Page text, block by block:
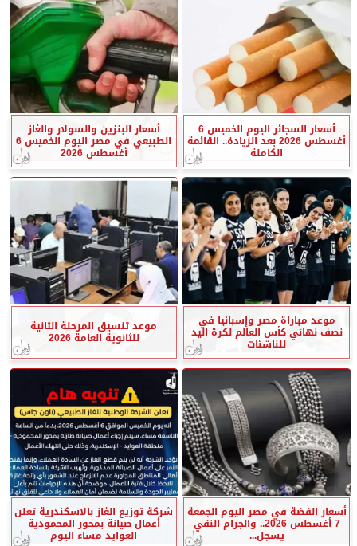
أسعار السجائر اليوم الخميس 6
أغسطس 2026 بعد الزيادة.. القائمة
الكاملة
أسعار البنزين والسولار والغاز
الطبيعي في مصر اليوم الخميس 6
أغسطس 2026
موعد مباراة مصر وإسبانيا في
نصف نهائي كأس العالم لكرة اليد
للناشئات
موعد تنسيق المرحلة الثانية
للثانوية العامة 2026
أسعار الفضة في مصر اليوم الجمعة
7 أغسطس 2026.. والجرام النقي
يسجل...
شركة توزيع الغاز بالاسكندرية تعلن
أعمال صيانة بمحور المحمودية
العوايد مساء اليوم